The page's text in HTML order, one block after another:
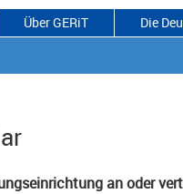
Über GERiT
Die
an oder